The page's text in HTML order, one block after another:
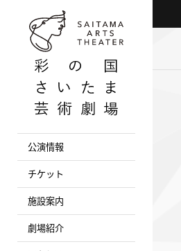
公演情報
チケット
施設案内
劇場紹介